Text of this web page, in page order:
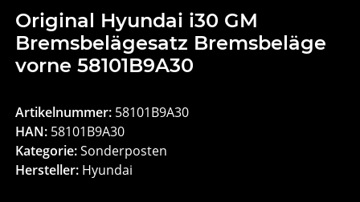
Original Hyundai i30 GM
Bremsbelägesatz Bremsbeläge
vorne 58101B9A30
Artikelnummer: 58101B9A30
HAN: 58101B9A30
Kategorie:Sonderposten
Hersteller: Hyundai